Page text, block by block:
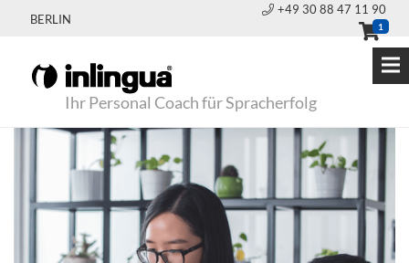
BERLIN
+49 30 88 47 11 90
1
Ihr Personal Coach für Spracherfolg